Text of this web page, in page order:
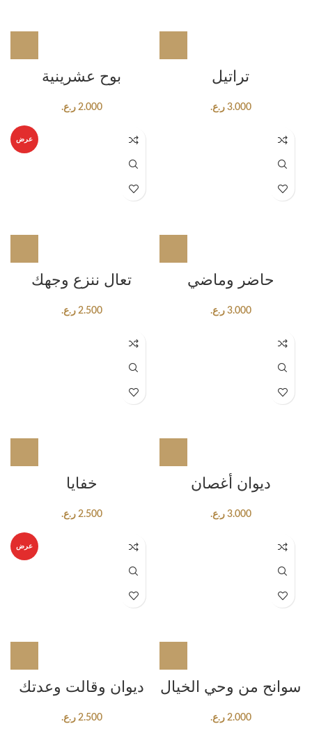
بوح عشرينية
2.000 ر.ع.
تراتيل
3.000 ر.ع.
عرض
تعال ننزع وجهك
2.500 ر.ع.
حاضر وماضي
3.000 ر.ع.
خفايا
2.500 ر.ع.
ديوان أغصان
3.000 ر.ع.
عرض
ديوان وقالت وعدتك
2.500 ر.ع.
سوانح من وحي الخيال
2.000 ر.ع.